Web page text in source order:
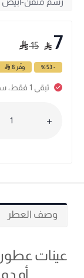
7
15
- 53 % وفّر 8
تبقى 1 فقط، سارع بالطلب
وصف العطر
عينات عطور
أو